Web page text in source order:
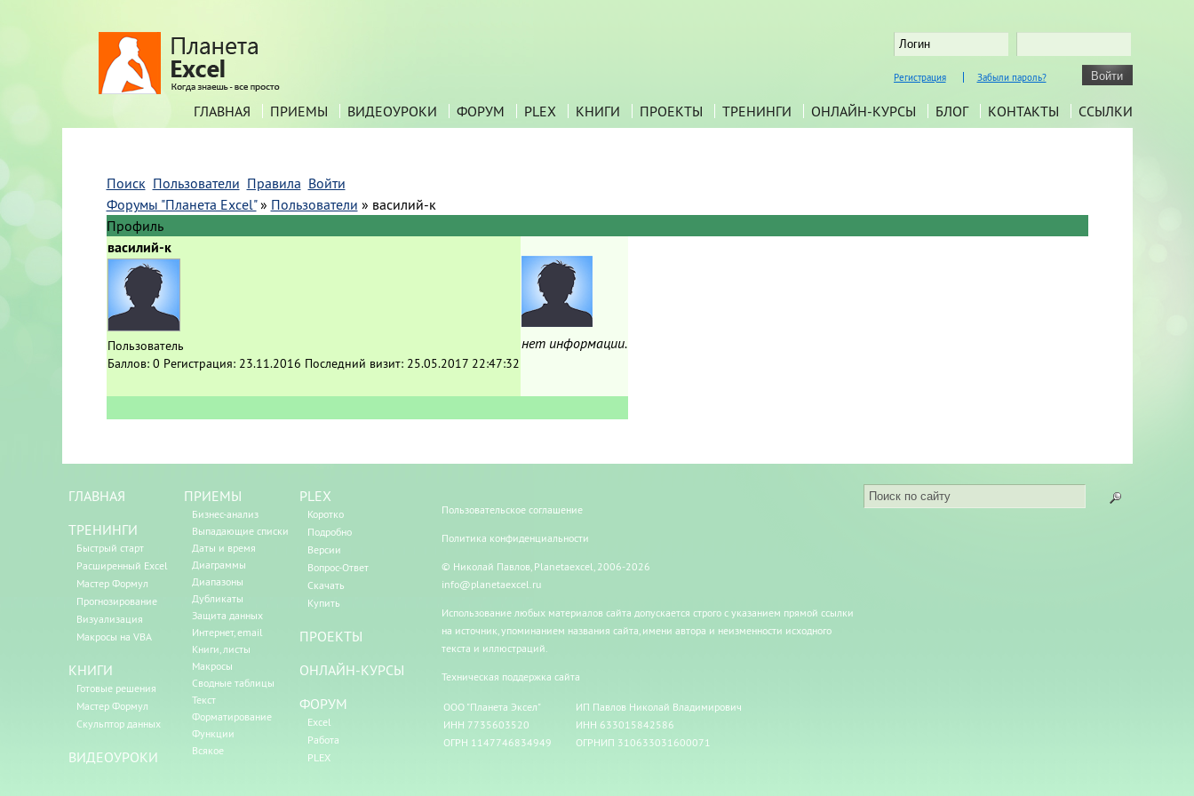
Регистрация Забыли пароль?
ГЛАВНАЯ ПРИЕМЫ ВИДЕОУРОКИ ФОРУМ PLEX КНИГИ ПРОЕКТЫ ТРЕНИНГИ ОНЛАЙН-КУРСЫ БЛОГ КОНТАКТЫ ССЫЛКИ
Поиск Пользователи Правила Войти
Форумы "Планета Excel" » Пользователи » василий-к
Профиль
василий-к
Пользователь
Баллов: 0 Регистрация: 23.11.2016 Последний визит: 25.05.2017 22:47:32
нет информации.
ГЛАВНАЯ
ТРЕНИНГИ
Быстрый старт
Расширенный Excel
Мастер Формул
Прогнозирование
Визуализация
Макросы на VBA
КНИГИ
Готовые решения
Мастер Формул
Скульптор данных
ВИДЕОУРОКИ
ПРИЕМЫ
Бизнес-анализ
Выпадающие списки
Даты и время
Диаграммы
Диапазоны
Дубликаты
Защита данных
Интернет, email
Книги, листы
Макросы
Сводные таблицы
Текст
Форматирование
Функции
Всякое
PLEX
Коротко
Подробно
Версии
Вопрос-Ответ
Скачать
Купить
ПРОЕКТЫ
ОНЛАЙН-КУРСЫ
ФОРУМ
Excel
Работа
PLEX
Пользовательское соглашение
Политика конфиденциальности
© Николай Павлов, Planetaexcel, 2006-2026
info@planetaexcel.ru
Использование любых материалов сайта допускается строго с указанием прямой ссылки
на источник, упоминанием названия сайта, имени автора и неизменности исходного
текста и иллюстраций.
Техническая поддержка сайта
ООО "Планета Эксел"
ИНН 7735603520
ОГРН 1147746834949
ИП Павлов Николай Владимирович
ИНН 633015842586
ОГРНИП 310633031600071